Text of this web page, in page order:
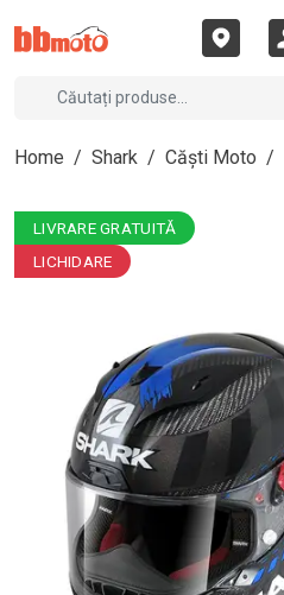
Home / Shark / Căști Moto /
LIVRARE GRATUITĂ
LICHIDARE